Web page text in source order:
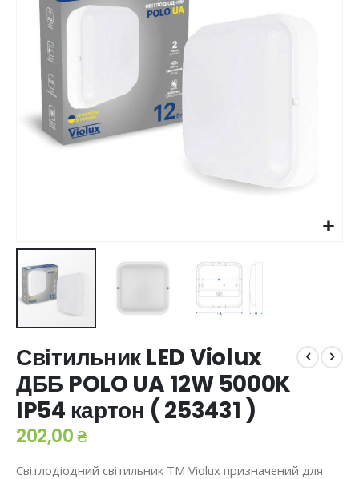
до
початку
галереї
зображень
Світильник LED Violux
ДББ POLO UA 12W 5000K
IP54 картон ( 253431 )
202,00 ₴
Світлодіодний світильник ТМ Violux призначений для